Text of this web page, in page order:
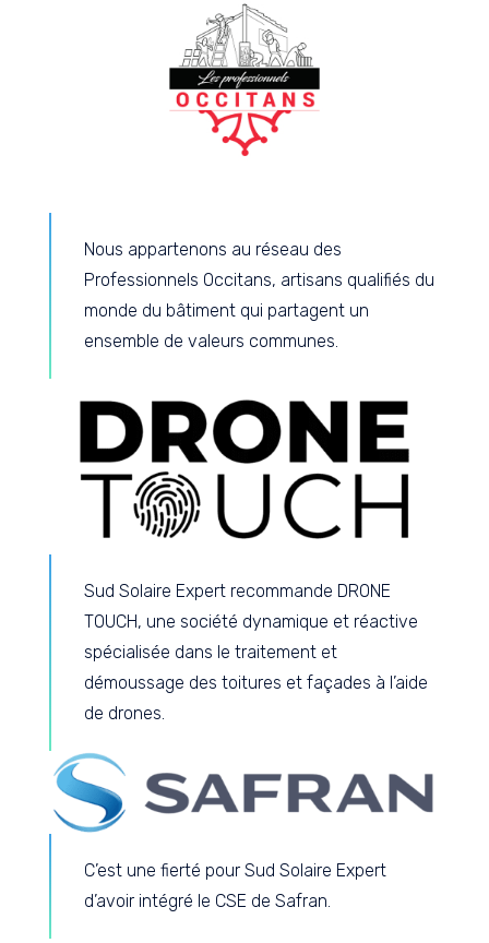
Nous appartenons au réseau des
Professionnels Occitans, artisans qualifiés du
monde du bâtiment qui partagent un
ensemble de valeurs communes.
Sud Solaire Expert recommande DRONE
TOUCH, une société dynamique et réactive
spécialisée dans le traitement et
démoussage des toitures et façades à l’aide
de drones.
C’est une fierté pour Sud Solaire Expert
d’avoir intégré le CSE de Safran.